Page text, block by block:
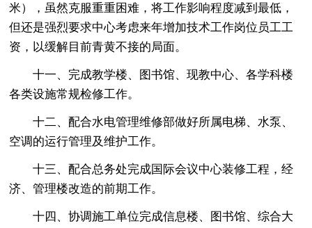
米），虽然克服重重困难，将工作影响程度减到最低，
但还是强烈要求中心考虑来年增加技术工作岗位员工工
资，以缓解目前青黄不接的局面。
十一、完成教学楼、图书馆、现教中心、各学科楼
各类设施常规检修工作。
十二、配合水电管理维修部做好所属电梯、水泵、
空调的运行管理及维护工作。
十三、配合总务处完成国际会议中心装修工程，经
济、管理楼改造的前期工作。
十四、协调施工单位完成信息楼、图书馆、综合大